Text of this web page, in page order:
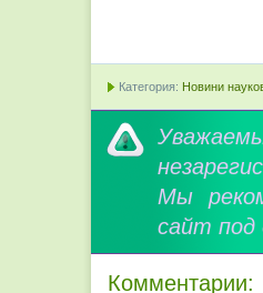
Категория: Новини
Мы
сайт под
Комментарии: